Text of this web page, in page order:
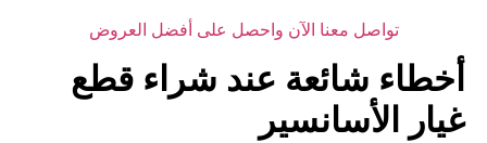
تواصل معنا الآن واحصل على أفضل العروض
أخطاء شائعة عند شراء قطع
غيار الأسانسير